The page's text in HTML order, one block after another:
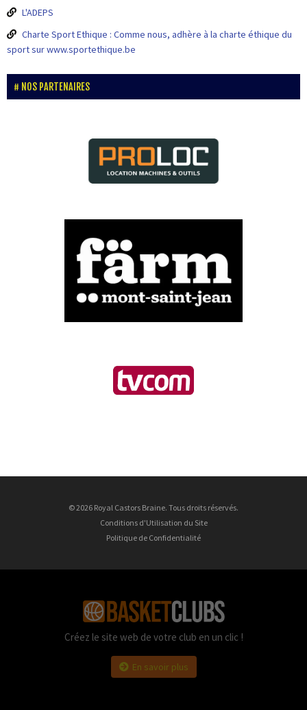
L'ADEPS
Charte Sport Ethique : Comme nous, adhère à la charte éthique du
sport sur www.sportethique.be
NOS PARTENAIRES
© 2026 Royal Castors Braine. Tous droits réservés.
Conditions d'Utilisation du Site
Politique de Confidentialité
Créez le site web de votre club en un clic !
En savoir plus